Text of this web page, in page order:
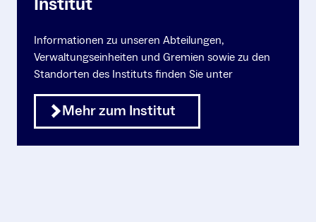
Informationen zu unseren Abteilungen,
Verwaltungseinheiten und Gremien sowie zu den
Standorten des Instituts finden Sie unter
Mehr zum Institut